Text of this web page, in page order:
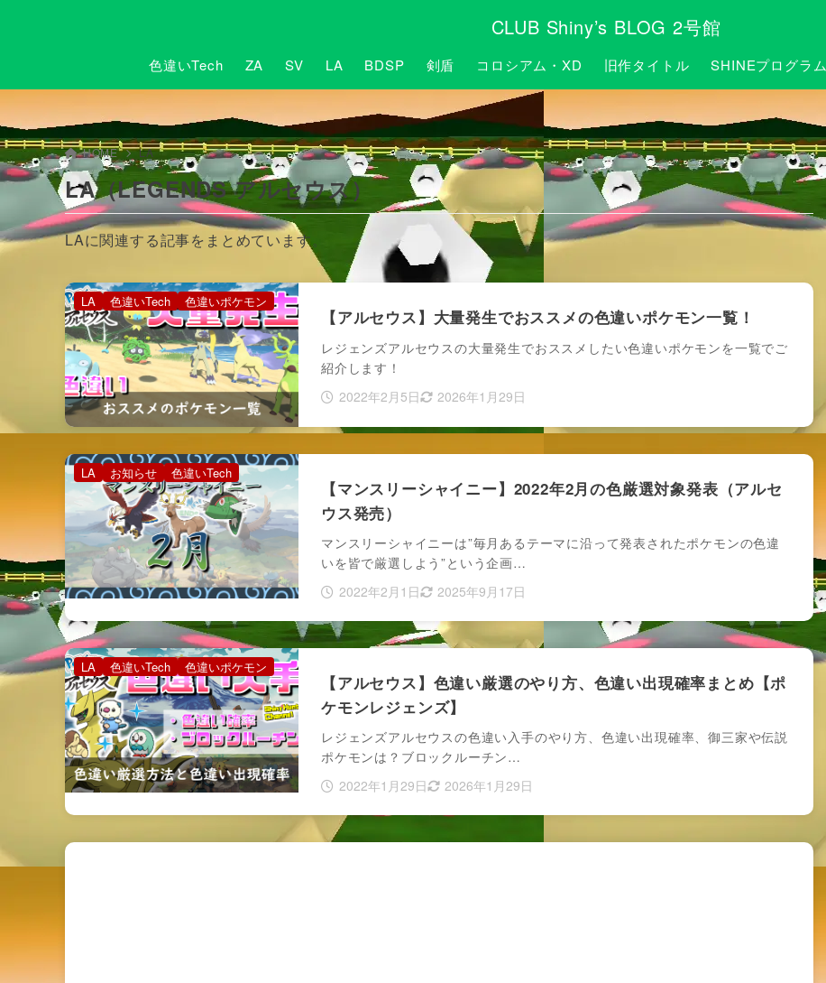
CLUB Shiny’s BLOG 2号館
色違いTech ZA SV LA BDSP 剣盾 コロシアム・XD 旧作タイトル SHINEプログラム
HOME LA
LA（LEGENDS アルセウス）
LAに関連する記事をまとめています。
【アルセウス】大量発生でおススメの色違いポケモン一覧！
レジェンズアルセウスの大量発生でおススメしたい色違いポケモンを一覧でご
紹介します！
2022年2月5日
2026年1月29日
LA 色違いTech 色違いポケモン
【マンスリーシャイニー】2022年2月の色厳選対象発表（アルセ
ウス発売）
マンスリーシャイニーは”毎月あるテーマに沿って発表されたポケモンの色違
いを皆で厳選しよう”という企画…
2022年2月1日
2025年9月17日
LA お知らせ 色違いTech
【アルセウス】色違い厳選のやり方、色違い出現確率まとめ【ポ
ケモンレジェンズ】
レジェンズアルセウスの色違い入手のやり方、色違い出現確率、御三家や伝説
ポケモンは？ブロックルーチン…
2022年1月29日
2026年1月29日
LA 色違いTech 色違いポケモン